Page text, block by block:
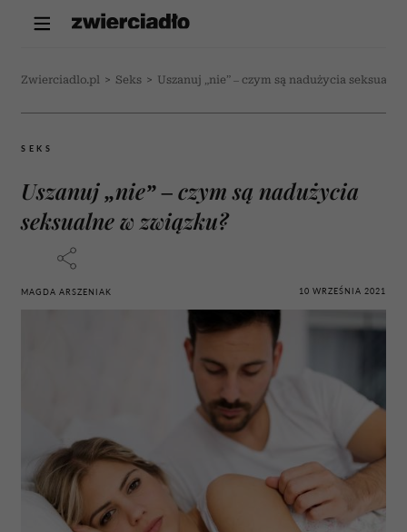
Zwierciadlo.pl > Seks > Uszanuj „nie” – czym są nadużycia
SEKS
Uszanuj „nie” – czym są nadużycia
seksualne w związku?
MAGDA ARSZENIAK 10 WRZEŚNIA 2021